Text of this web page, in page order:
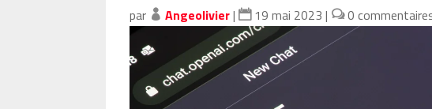
par Angeolivier| 19 mai 2023 | 0